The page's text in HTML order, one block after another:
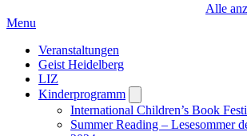
Alle
Menu
Veranstaltungen
Geist Heidelberg
LIZ
Kinderprogramm
submenu
International Children’s Book
Summer Reading – Lesesommer